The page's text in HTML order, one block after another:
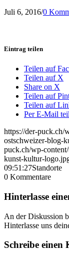
Juli 6, 2016/0
Eintrag teilen
Teilen auf
Teilen auf X
Share on X
Teilen auf
Teilen auf
Per E-Mail
https://der-puck.ch/
ostschweizer-blog-
puck.ch/wp-
kunst-kultur-
09:51:27Standorte
0 Kommentare
Hinterlasse
An der Diskussion
Hinterlasse uns
Schreibe einen